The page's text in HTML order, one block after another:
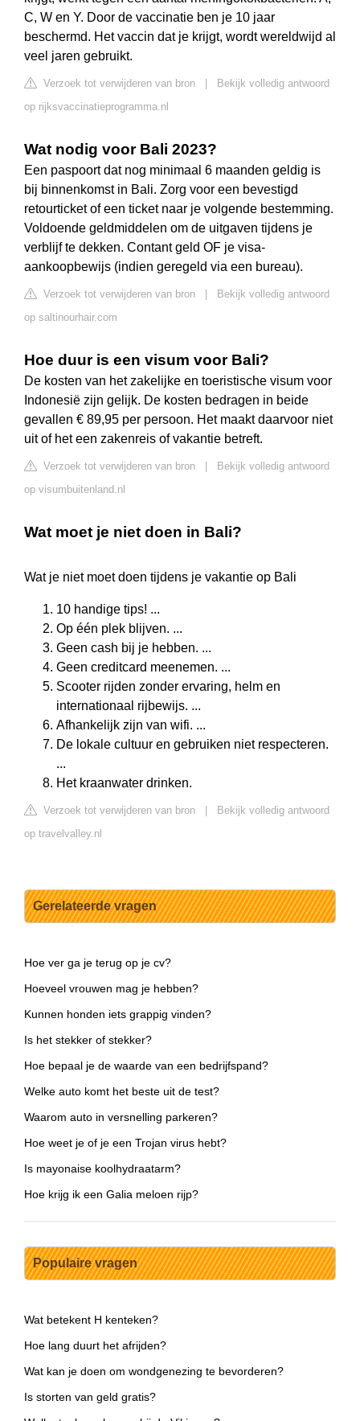
C, W en Y. Door de vaccinatie ben je 10 jaar
beschermd. Het vaccin dat je krijgt, wordt wereldwijd al
veel jaren gebruikt.
Verzoek tot verwijderen van bron
Bekijk volledig antwoord
op rijksvaccinatieprogramma.nl
Wat nodig voor Bali 2023?
Een paspoort dat nog minimaal 6 maanden geldig is
bij binnenkomst in Bali. Zorg voor een bevestigd
retourticket of een ticket naar je volgende bestemming.
Voldoende geldmiddelen om de uitgaven tijdens je
verblijf te dekken. Contant geld OF je visa-
aankoopbewijs (indien geregeld via een bureau).
Verzoek tot verwijderen van bron
Bekijk volledig antwoord
op saltinourhair.com
Hoe duur is een visum voor Bali?
De kosten van het zakelijke en toeristische visum voor
Indonesië zijn gelijk. De kosten bedragen in beide
gevallen € 89,95 per persoon. Het maakt daarvoor niet
uit of het een zakenreis of vakantie betreft.
Verzoek tot verwijderen van bron
Bekijk volledig antwoord
op visumbuitenland.nl
Wat moet je niet doen in Bali?
Wat je niet moet doen tijdens je vakantie op Bali
10 handige tips! ...
Op één plek blijven. ...
Geen cash bij je hebben. ...
Geen creditcard meenemen. ...
Scooter rijden zonder ervaring, helm en
internationaal rijbewijs. ...
Afhankelijk zijn van wifi. ...
De lokale cultuur en gebruiken niet respecteren.
...
Het kraanwater drinken.
Verzoek tot verwijderen van bron
Bekijk volledig antwoord
op travelvalley.nl
Gerelateerde vragen
Hoe ver ga je terug op je cv?
Hoeveel vrouwen mag je hebben?
Kunnen honden iets grappig vinden?
Is het stekker of stekker?
Hoe bepaal je de waarde van een bedrijfspand?
Welke auto komt het beste uit de test?
Waarom auto in versnelling parkeren?
Hoe weet je of je een Trojan virus hebt?
Is mayonaise koolhydraatarm?
Hoe krijg ik een Galia meloen rijp?
Populaire vragen
Wat betekent H kenteken?
Hoe lang duurt het afrijden?
Wat kan je doen om wondgenezing te bevorderen?
Is storten van geld gratis?